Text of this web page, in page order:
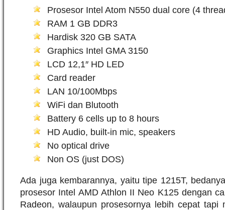
Prosesor Intel Atom N550 dual core (4
RAM 1 GB DDR3
Hardisk 320 GB SATA
Graphics Intel GMA 3150
LCD 12,1″ HD LED
Card reader
LAN 10/100Mbps
WiFi dan Blutooth
Battery 6 cells up to 8 hours
HD Audio, built-in mic, speakers
No optical drive
Non OS (just DOS)
Ada juga kembarannya, yaitu tipe 1215T,
prosesor Intel AMD Athlon II Neo K125 dengan
Radeon, walaupun prosesornya lebih cepat tapi